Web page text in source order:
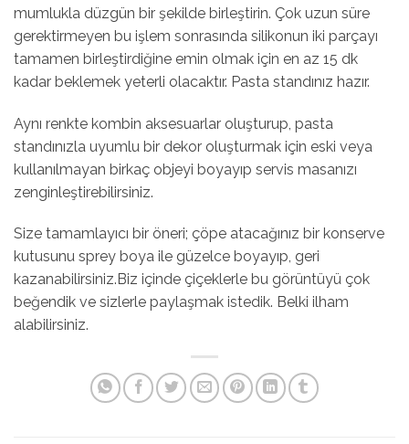
mumlukla düzgün bir şekilde birleştirin. Çok uzun süre
gerektirmeyen bu işlem sonrasında silikonun iki parçayı
tamamen birleştirdiğine emin olmak için en az 15 dk
kadar beklemek yeterli olacaktır. Pasta standınız hazır.
Aynı renkte kombin aksesuarlar oluşturup, pasta
standınızla uyumlu bir dekor oluşturmak için eski veya
kullanılmayan birkaç objeyi boyayıp servis masanızı
zenginleştirebilirsiniz.
Size tamamlayıcı bir öneri; çöpe atacağınız bir konserve
kutusunu sprey boya ile güzelce boyayıp, geri
kazanabilirsiniz.Biz içinde çiçeklerle bu görüntüyü çok
beğendik ve sizlerle paylaşmak istedik. Belki ilham
alabilirsiniz.